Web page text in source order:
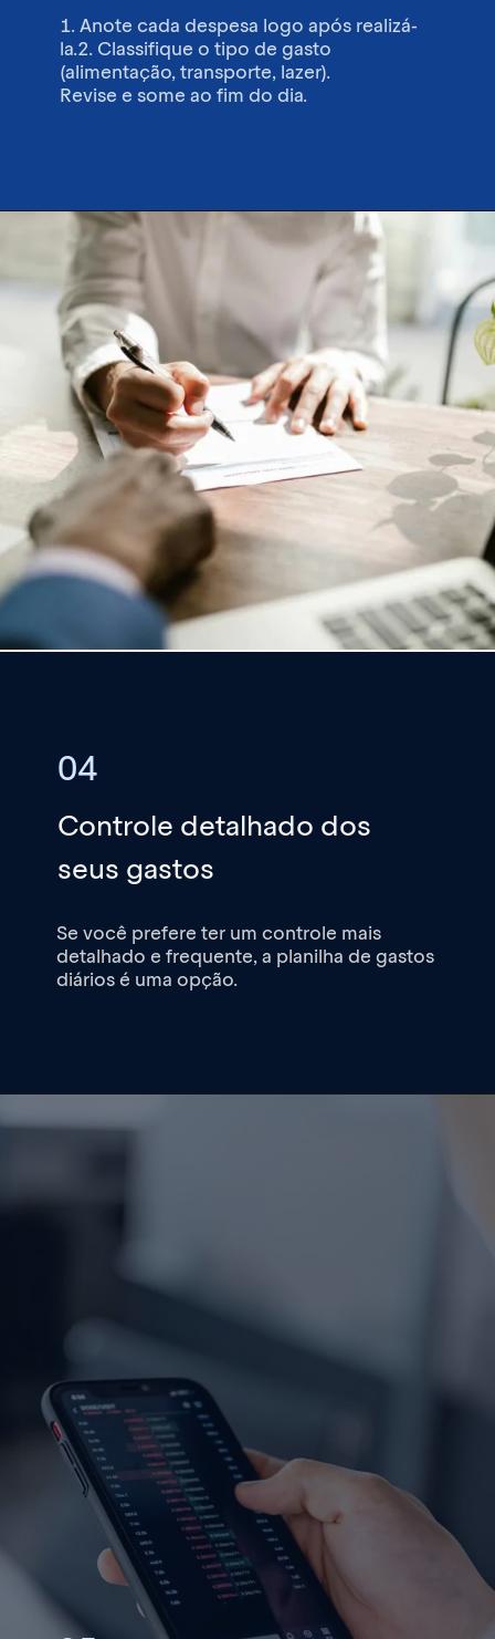
1. Anote cada despesa logo após realizá-
la.2. Classifique o tipo de gasto
(alimentação, transporte, lazer).
Revise e some ao fim do dia.
Se você prefere ter um controle mais
detalhado e frequente, a planilha de gastos
diários é uma opção.
Controle detalhado dos
seus gastos
04